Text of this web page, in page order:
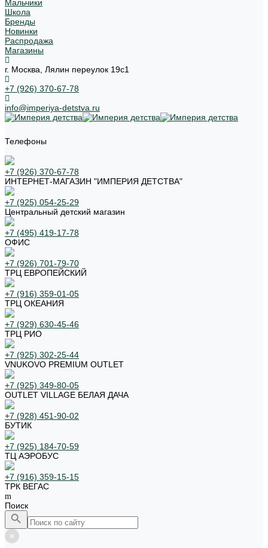
Мальчики
Школа
Бренды
Новинки
Распродажа
Магазины
г. Москва, Лялин переулок 19с1
+7 (926) 370-67-78
info@imperiya-detstva.ru
Телефоны
+7 (926) 370-67-78
ИНТЕРНЕТ-МАГАЗИН "ИМПЕРИЯ ДЕТСТВА"
+7 (925) 054-25-29
Центральный детский магазин
+7 (495) 419-17-78
ОФИС
+7 (926) 701-79-70
ТРЦ ЕВРОПЕЙСКИЙ
+7 (916) 359-01-05
ТРЦ ОКЕАНИЯ
+7 (929) 630-45-46
ТРЦ РИО
+7 (925) 302-25-44
VNUKOVO PREMIUM OUTLET
+7 (925) 349-80-05
OUTLET VILLAGE БЕЛАЯ ДАЧА
+7 (928) 451-90-02
БУТИК
+7 (925) 184-70-59
ТЦ АЭРОБУС
+7 (916) 359-15-15
ТРК ВЕГАС
Поиск